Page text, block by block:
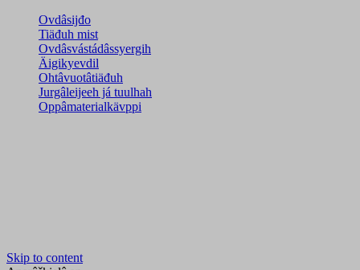
Ovdâsijđo
Tiäđuh mist
Ovdâsvástádâssyergih
Äigikyevdil
Ohtâvuotâtiäđuh
Jurgâleijeeh já tuulhah
Oppâmaterialkävppi
Skip to content